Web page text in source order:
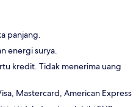
panjang.
energi surya.
kredit. Tidak menerima uang
Mastercard, American Express